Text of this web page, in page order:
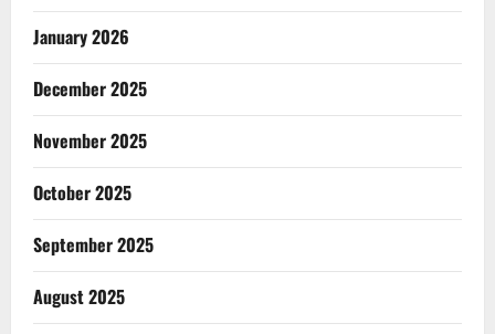
January 2026
December 2025
November 2025
October 2025
September 2025
August 2025